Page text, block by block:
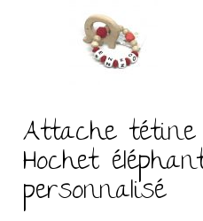
Attache tétine
Hochet
personnalisé